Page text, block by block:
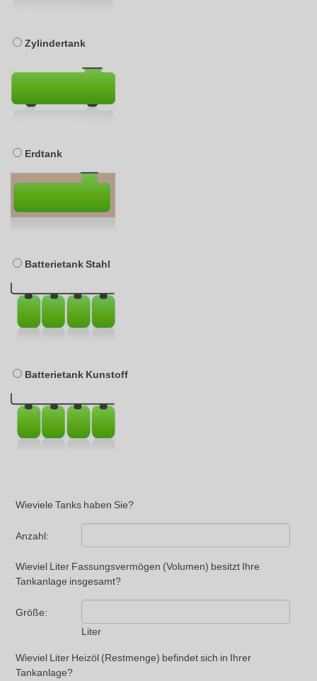
Zylindertank
Erdtank
Batterietank Stahl
Batterietank Kunstoff
Wieviele Tanks haben Sie?
Anzahl:
Wieviel Liter Fassungsvermögen (Volumen) besitzt Ihre
Tankanlage insgesamt?
Größe:
Liter
Wieviel Liter Heizöl (Restmenge) befindet sich in Ihrer
Tankanlage?